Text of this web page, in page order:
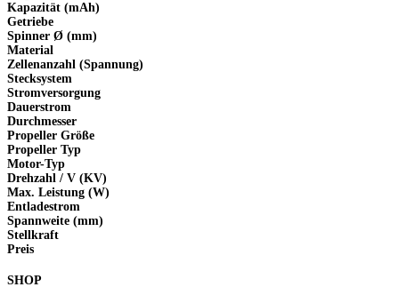
Kapazität (mAh)
Getriebe
Spinner Ø (mm)
Material
Zellenanzahl (Spannung)
Stecksystem
Stromversorgung
Dauerstrom
Durchmesser
Propeller Größe
Propeller Typ
Motor-Typ
Drehzahl / V (KV)
Max. Leistung (W)
Entladestrom
Spannweite (mm)
Stellkraft
Preis
SHOP